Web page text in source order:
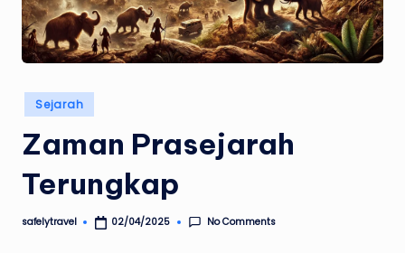
Posted
in
Sejarah
Zaman Prasejarah
Terungkap
Posted
safelytravel 02/04/2025 No Comments